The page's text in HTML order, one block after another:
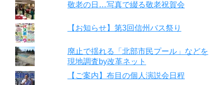
敬老の日…写真で綴る敬老祝賀会
【お知らせ】第3回信州バス祭り
廃止で揺れる「北部市民プール」などを
現地調査by改革ネット
【ご案内】布目の個人演説会日程